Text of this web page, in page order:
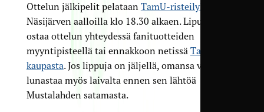
Ottelun jälkipelit pelataan TamU-risteilyllä
Näsijärven aalloilla klo 18.30 alkaen. Lipun voi
ostaa ottelun yhteydessä fanituotteiden
myyntipisteellä tai ennakkoon netissä TamU-
kaupasta. Jos lippuja on jäljellä, omansa voi
lunastaa myös laivalta ennen sen lähtöä
Mustalahden satamasta.